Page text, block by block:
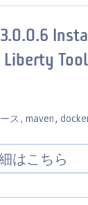
ス , maven,
はこちら